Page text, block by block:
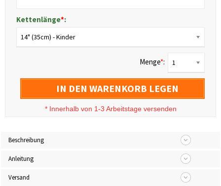
Kettenlänge*:
14" (35cm) - Kinder
Menge*: 1
IN DEN WARENKORB LEGEN
* Innerhalb von 1-3 Arbeitstage versenden
Beschreibung
Anleitung
Versand